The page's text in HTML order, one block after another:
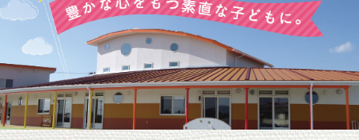
g
a
t
n